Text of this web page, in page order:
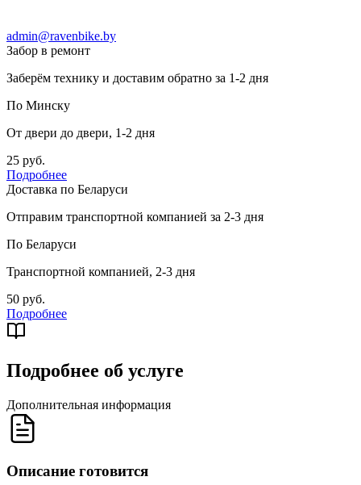
admin@ravenbike.by
Забор в ремонт
Заберём технику и доставим обратно за 1-2 дня
По Минску
От двери до двери, 1-2 дня
25 руб.
Подробнее
Доставка по Беларуси
Отправим транспортной компанией за 2-3 дня
По Беларуси
Транспортной компанией, 2-3 дня
50 руб.
Подробнее
Подробнее об услуге
Дополнительная информация
Описание готовится